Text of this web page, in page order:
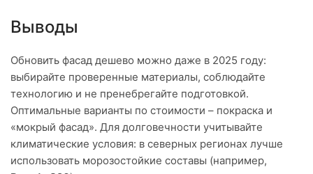
Выводы
Обновить фасад дешево можно даже в 2025 году:
выбирайте проверенные материалы, соблюдайте
технологию и не пренебрегайте подготовкой.
Оптимальные варианты по стоимости – покраска и
«мокрый фасад». Для долговечности учитывайте
климатические условия: в северных регионах лучше
использовать морозостойкие составы (например,